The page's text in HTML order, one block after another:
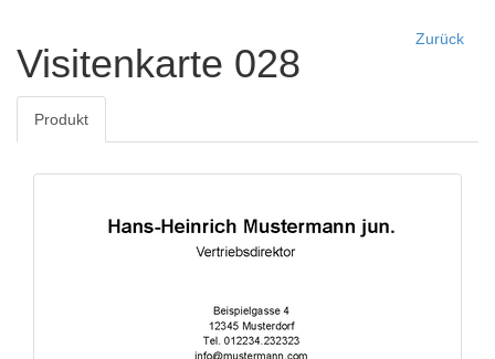
Zurück
Visitenkarte 028
Produkt